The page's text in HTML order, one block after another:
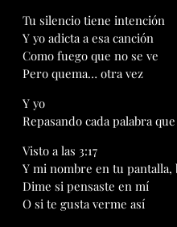
Tu silencio tiene intención
Y yo adicta a esa canción
Como fuego que no se ve
Pero quema… otra vez
Y yo
Repasando cada palabra
Visto a las 3:17
Y mi nombre en tu pantalla,
Dime si pensaste en mí
O si te gusta verme así